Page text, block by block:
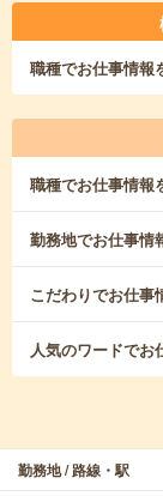
職種でお仕事情報
職種でお仕事情報
勤務地でお仕事情
こだわりでお仕事
人気のワードでお
勤務地 / 路線・駅